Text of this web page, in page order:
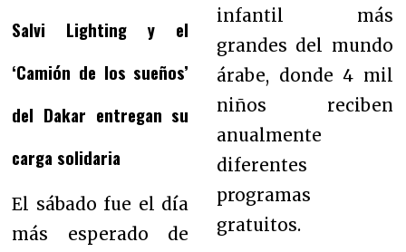
Salvi Lighting y el
‘Camión de los sueños’
del Dakar entregan su
carga solidaria
El sábado fue el día
más esperado de
infantil más
grandes del mundo
árabe, donde 4 mil
niños reciben
anualmente
diferentes
programas
gratuitos.